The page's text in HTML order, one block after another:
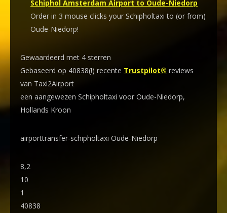
Schiphol Amsterdam Airport to Oude-Niedorp
Order in 3 mouse clicks your Schipholtaxi to (or from)
Oude-Niedorp!
Gewaardeerd met 4 sterren
Gebaseerd op 40838(!) recente Trustpilot® reviews
van Taxi2Airport
een aangewezen Schipholtaxi voor Oude-Niedorp,
Hollands Kroon
airporttransfer-schipholtaxi Oude-Niedorp
8,2
10
1
40838